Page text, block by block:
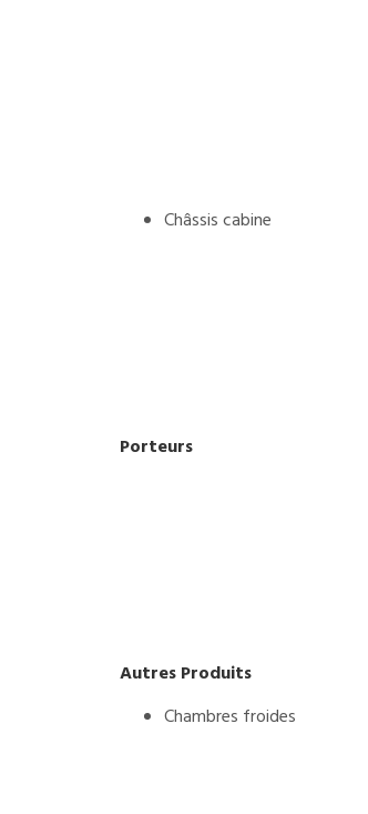
Châssis cabine
Porteurs
Autres Produits
Chambres froides